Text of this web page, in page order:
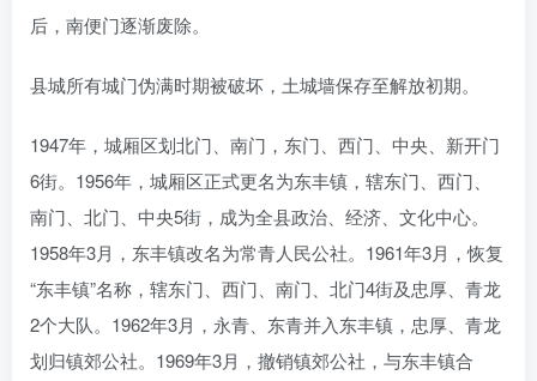
后，南便门逐渐废除。
县城所有城门伪满时期被破坏，土城墙保存至解放初期。
1947年，城厢区划北门、南门，东门、西门、中央、新开门
6街。1956年，城厢区正式更名为东丰镇，辖东门、西门、
南门、北门、中央5街，成为全县政治、经济、文化中心。
1958年3月，东丰镇改名为常青人民公社。1961年3月，恢复
“东丰镇”名称，辖东门、西门、南门、北门4街及忠厚、青龙
2个大队。1962年3月，永青、东青并入东丰镇，忠厚、青龙
划归镇郊公社。1969年3月，撤销镇郊公社，与东丰镇合